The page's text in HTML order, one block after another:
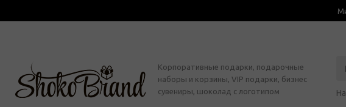
Корпоративные подарки, подарочные
наборы и корзины, VIP подарки, бизнес
сувениры, шоколад с логотипом